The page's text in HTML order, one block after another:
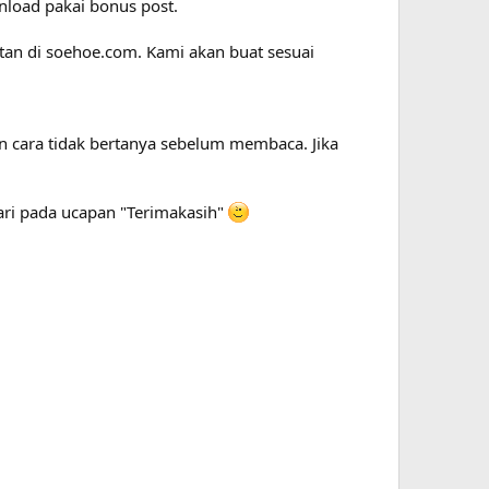
pakai bonus post.
di soehoe.com. Kami akan buat sesuai
tidak bertanya sebelum membaca. Jika
pada ucapan "Terimakasih"